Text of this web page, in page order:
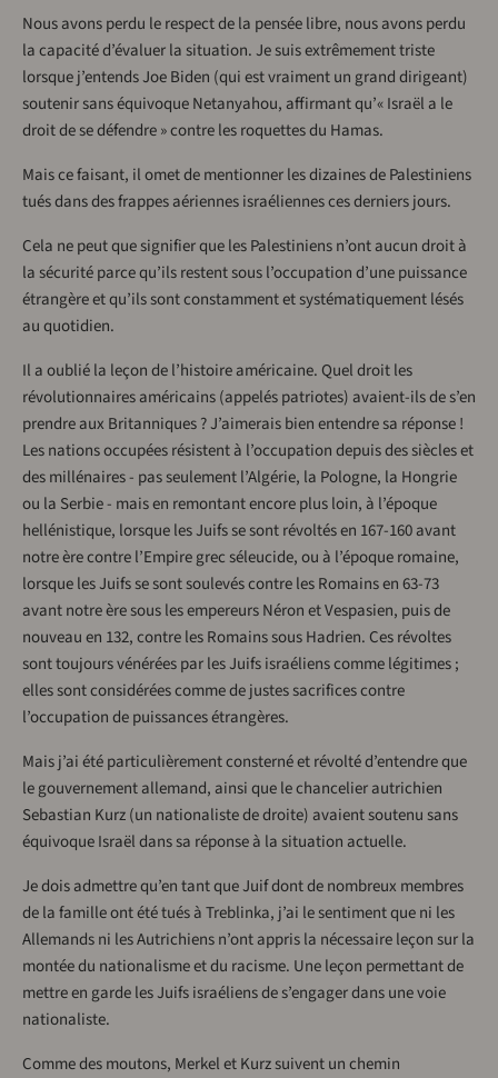
Nous avons perdu le respect de la pensée libre, nous avons perdu
la capacité d’évaluer la situation. Je suis extrêmement triste
lorsque j’entends Joe Biden (qui est vraiment un grand dirigeant)
soutenir sans équivoque Netanyahou, affirmant qu’« Israël a le
droit de se défendre » contre les roquettes du Hamas.
Mais ce faisant, il omet de mentionner les dizaines de Palestiniens
tués dans des frappes aériennes israéliennes ces derniers jours.
Cela ne peut que signifier que les Palestiniens n’ont aucun droit à
la sécurité parce qu’ils restent sous l’occupation d’une puissance
étrangère et qu’ils sont constamment et systématiquement lésés
au quotidien.
Il a oublié la leçon de l’histoire américaine. Quel droit les
révolutionnaires américains (appelés patriotes) avaient-ils de s’en
prendre aux Britanniques ? J’aimerais bien entendre sa réponse !
Les nations occupées résistent à l’occupation depuis des siècles et
des millénaires - pas seulement l’Algérie, la Pologne, la Hongrie
ou la Serbie - mais en remontant encore plus loin, à l’époque
hellénistique, lorsque les Juifs se sont révoltés en 167-160 avant
notre ère contre l’Empire grec séleucide, ou à l’époque romaine,
lorsque les Juifs se sont soulevés contre les Romains en 63-73
avant notre ère sous les empereurs Néron et Vespasien, puis de
nouveau en 132, contre les Romains sous Hadrien. Ces révoltes
sont toujours vénérées par les Juifs israéliens comme légitimes ;
elles sont considérées comme de justes sacrifices contre
l’occupation de puissances étrangères.
Mais j’ai été particulièrement consterné et révolté d’entendre que
le gouvernement allemand, ainsi que le chancelier autrichien
Sebastian Kurz (un nationaliste de droite) avaient soutenu sans
équivoque Israël dans sa réponse à la situation actuelle.
Je dois admettre qu’en tant que Juif dont de nombreux membres
de la famille ont été tués à Treblinka, j’ai le sentiment que ni les
Allemands ni les Autrichiens n’ont appris la nécessaire leçon sur la
montée du nationalisme et du racisme. Une leçon permettant de
mettre en garde les Juifs israéliens de s’engager dans une voie
nationaliste.
Comme des moutons, Merkel et Kurz suivent un chemin